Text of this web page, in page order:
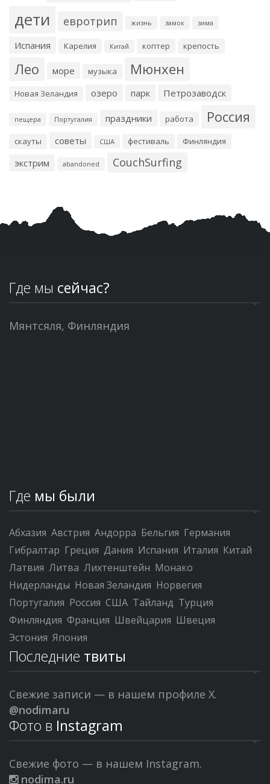
дети евротрип жизнь замок зима
Испания Карелия Китай коптер крепость
Лео море музыка Мюнхен
Новая Зеландия озеро парк Петрозаводск
пещера Португалия праздники работа Россия
скауты советы США фестиваль Финляндия
экстрим abandoned CouchSurfing
Где мы сейчас?
Мянтсяля, Финляндия
Где мы были
Абхазия Австрия Андорра Бельгия Германия
Гибралтар Греция Дания Испания Италия Китай
Латвия Литва Лихтенштейн Монако
Нидерланды Новая Зеландия Норвегия
Португалия Россия США Тайланд Турция
Финляндия Франция Швейцария Швеция
Эстония Япония
Последние твиты
Свежие записи — в нашем профиле X.
@nodimaru
Фото в Instagram
Свежие фото — в нашем Instagram.
nodima.ru